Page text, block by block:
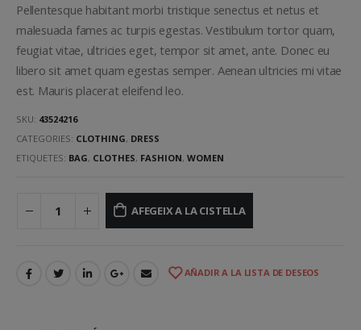
Pellentesque habitant morbi tristique senectus et netus et
malesuada fames ac turpis egestas. Vestibulum tortor quam,
feugiat vitae, ultricies eget, tempor sit amet, ante. Donec eu
libero sit amet quam egestas semper. Aenean ultricies mi vitae
est. Mauris placerat eleifend leo.
SKU: 43524216
CATEGORIES: CLOTHING, DRESS
ETIQUETES: BAG, CLOTHES, FASHION, WOMEN
AFEGEIX A LA CISTELLA
AÑADIR A LA LISTA DE DESEOS